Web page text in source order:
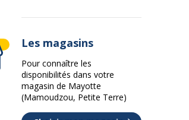
Les magasins
Pour connaître les
disponibilités dans votre
magasin de Mayotte
(Mamoudzou, Petite Terre)